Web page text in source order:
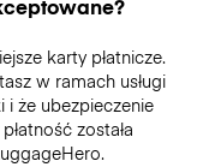
karty płatnicze.
w ramach usługi
że ubezpieczenie
została